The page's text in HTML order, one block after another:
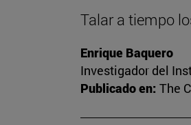
Talar a tiempo
Enrique Baquero
Investigador del
Publicado en: The